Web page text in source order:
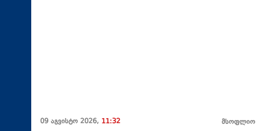
09 აგვისტო 2026, 11:32 მსოფლიო